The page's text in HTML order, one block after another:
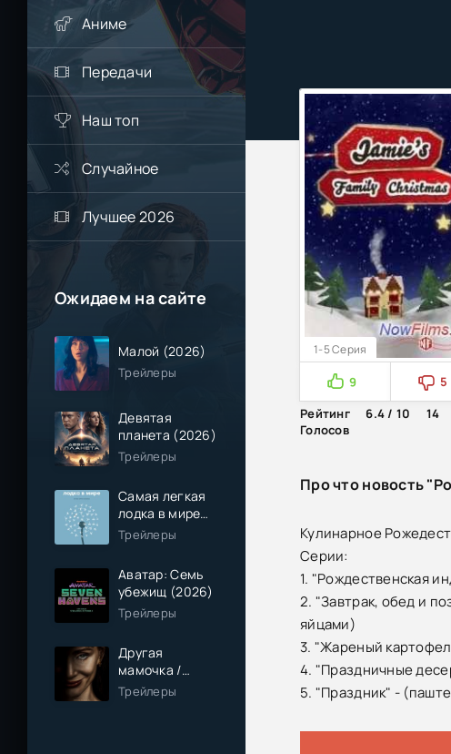
Аниме
Передачи
Наш топ
Случайное
Лучшее 2026
Ожидаем на сайте
Малой (2026)
Трейлеры
Девятая
планета (2026)
Трейлеры
Самая легкая
лодка в мире
(2026)
Трейлеры
Аватар: Семь
убежищ (2026)
Трейлеры
Другая
мамочка /
Чужая мама
(2026)
Трейлеры
1-5 Серия
9
5
Рейтинг
6.4 / 10
14
Голосов
Про что новость
Кулинарное
Серии:
1. "Рождественская
2. "Завтрак, обед и
яйцами)
3. "Жареный
4. "Праздничные
5. "Праздник" -